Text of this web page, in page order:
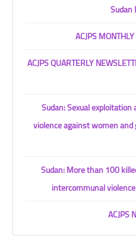
ACJPS
ACJPS QUARTERLY
Sudan: Sexual
violence against women and
Sudan: More than 100
intercommunal
ACJPS